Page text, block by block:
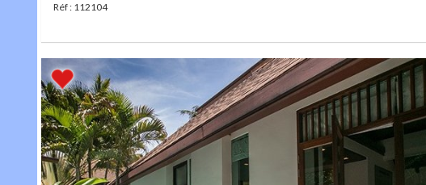
Réf : 112104